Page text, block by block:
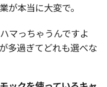
本当に大変で。
マっちゃうんですよ
多過ぎてどれも選べな